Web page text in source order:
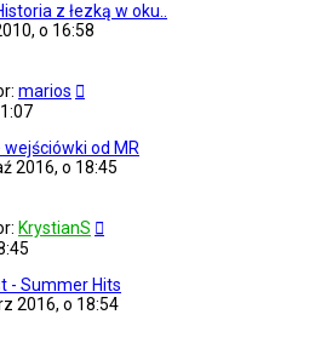
z łezką w oku..
o 16:58
marios
wejściówki od MR
2016, o 18:45
KrystianS
- Summer Hits
2016, o 18:54